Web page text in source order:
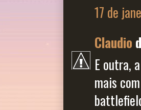
17 de
Claudio
E outra,
mais